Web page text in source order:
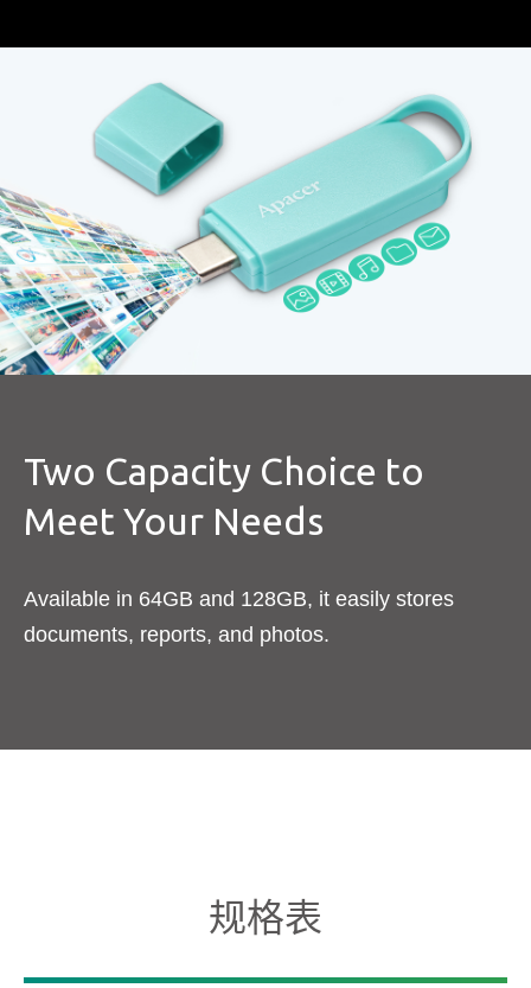
Two Capacity Choice to
Meet Your Needs
Available in 64GB and 128GB, it easily stores
documents, reports, and photos.
规格表